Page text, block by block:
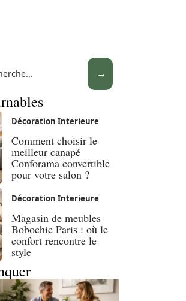
Décoration Interieure
Comment choisir le
meilleur canapé
Conforama convertible
pour votre salon ?
Décoration Interieure
Magasin de meubles
Bobochic Paris : où le
confort rencontre le
style